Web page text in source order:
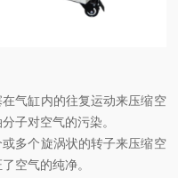
气缸内的往复运动来压缩空
子对空气的污染。
多个旋涡状的转子来压缩空
空气的纯净。